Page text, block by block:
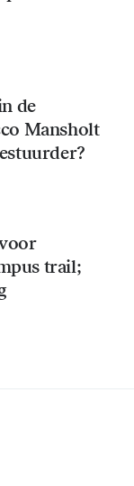
de
Mansholt
trail;